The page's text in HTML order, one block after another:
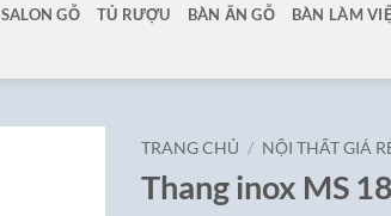
SALON GỖ TỦ RƯỢU BÀN ĂN GỖ BÀN LÀM
TRANG CHỦ / NỘI THẤT GIÁ
Thang inox MS